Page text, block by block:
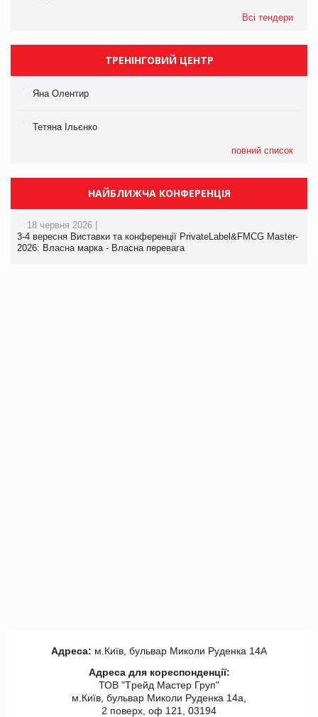
Всі тендери
ТРЕНІНГОВИЙ ЦЕНТР
Яна Олентир
Тетяна Ільєнко
повний список
НАЙБЛИЖЧА КОНФЕРЕНЦІЯ
18 червня 2026 |
3-4 вересня Виставки та конференції PrivateLabel&FMCG Master-
2026: Власна марка - Власна перевага
Адреса: м.Київ, бульвар Миколи Руденка 14А
Адреса для кореспонденції:
ТОВ "Tрейд Мастер Груп"
м.Київ, бульвар Миколи Руденка 14а,
2 поверх, оф 121, 03194